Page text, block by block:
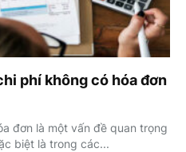
phí không có hóa đơn
đơn là một vấn đề quan trọng
biệt là trong các...